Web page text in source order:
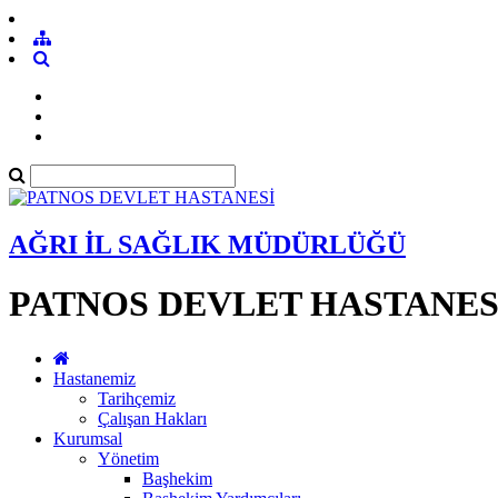
AĞRI İL SAĞLIK MÜDÜRLÜĞÜ
PATNOS DEVLET
Hastanemiz
Tarihçemiz
Çalışan Hakları
Kurumsal
Yönetim
Başhekim